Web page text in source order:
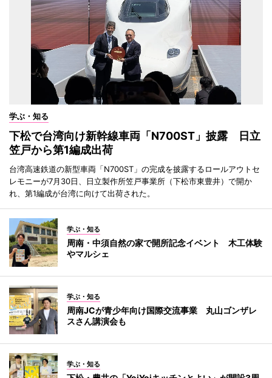
学ぶ・知る
下松で台湾向け新幹線車両「N700ST」披露 日立
笠戸から第1編成出荷
台湾高速鉄道の新型車両「N700ST」の完成を披露するロールアウトセ
レモニーが7月30日、日立製作所笠戸事業所（下松市東豊井）で開か
れ、第1編成が台湾に向けて出荷された。
学ぶ・知る
周南・中須自然の家で開所記念イベント 木工体験
やマルシェ
学ぶ・知る
周南JCが青少年向け国際交流事業 丸山ゴンザレ
スさん講演会も
学ぶ・知る